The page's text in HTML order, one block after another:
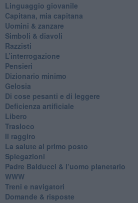
​Linguaggio giovanile
​Capitana, mia capitana
Uomini & zanzare
​Simboli & diavoli
Razzisti
​L’interrogazione
Pensieri
​Dizionario minimo
Gelosia
Di cose pesanti e di leggere
​Deficienza artificiale
Libero
Trasloco
Il raggiro
​La salute al primo posto
Spiegazioni
Padre Balducci & l’uomo planetario
WWW
​Treni e navigatori
​Domande & risposte